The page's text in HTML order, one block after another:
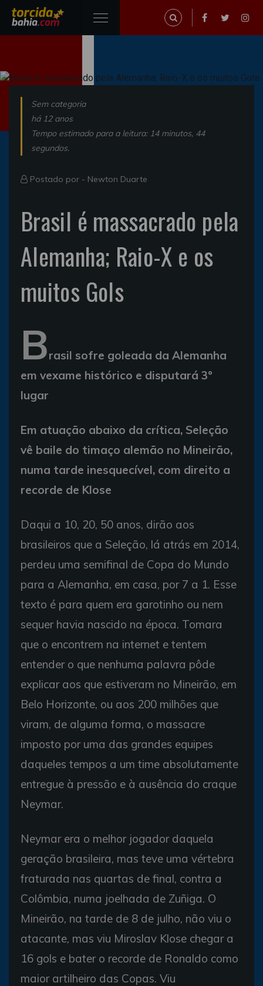
Sem categoria
há 12 anos
Tempo estimado para a leitura: 14 minutos, 44
segundos.
Postado por - Newton Duarte
Brasil é massacrado pela
Alemanha; Raio-X e os
muitos Gols
Brasil sofre goleada da Alemanha
em vexame histórico e disputará 3º
lugar
Em atuação abaixo da crítica, Seleção
vê baile do timaço alemão no Mineirão,
numa tarde inesquecível, com direito a
recorde de Klose
Daqui a 10, 20, 50 anos, dirão aos
brasileiros que a Seleção, lá atrás em 2014,
perdeu uma semifinal de Copa do Mundo
para a Alemanha, em casa, por 7 a 1. Esse
texto é para quem era garotinho ou nem
sequer havia nascido na época. Tomara
que o encontrem na internet e tentem
entender o que nenhuma palavra pôde
explicar aos que estiveram no Mineirão, em
Belo Horizonte, ou aos 200 milhões que
viram, de alguma forma, o massacre
imposto por uma das grandes equipes
daqueles tempos a um time absolutamente
entregue à pressão e à ausência do craque
Neymar.
Neymar era o melhor jogador daquela
geração brasileira, mas teve uma vértebra
fraturada nas quartas de final, contra a
Colômbia, numa joelhada de Zuñiga. O
Mineirão, na tarde de 8 de julho, não viu o
atacante, mas viu Miroslav Klose chegar a
16 gols e bater o recorde de Ronaldo como
maior artilheiro das Copas. Viu